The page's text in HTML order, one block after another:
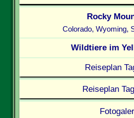
Rocky
Colorado, Wyoming,
Wildtiere im
Reiseplan
Reiseplan